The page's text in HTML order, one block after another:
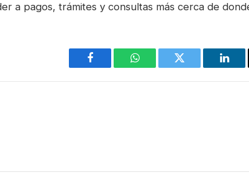
a pagos, trámites y consultas más cerca de
Facebook WhatsAppTwitter